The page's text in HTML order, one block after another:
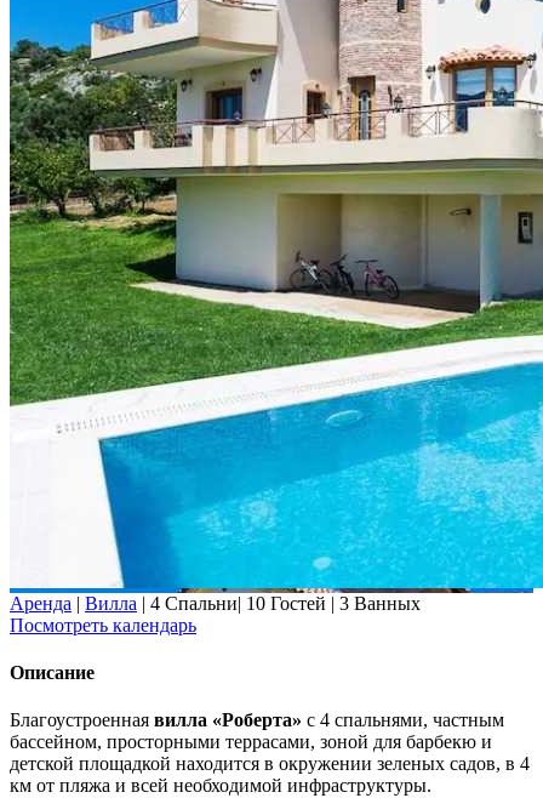
Аренда | Вилла | 4 Спальни| 10 Гостей | 3 Ванных
Посмотреть календарь
Описание
Благоустроенная вилла «Роберта» с 4 спальнями, частным
бассейном, просторными террасами, зоной для барбекю и
детской площадкой находится в окружении зеленых садов, в 4
км от пляжа и всей необходимой инфраструктуры.